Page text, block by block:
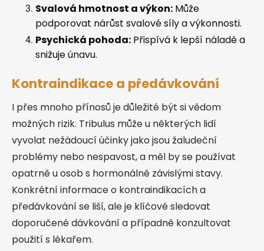
Svalová hmotnost a výkon: Může
podporovat nárůst svalové síly a výkonnosti.
Psychická pohoda: Přispívá k lepší náladě a
snižuje únavu.
Kontraindikace a předávkování
I přes mnoho přínosů je důležité být si vědom
možných rizik. Tribulus může u některých lidí
vyvolat nežádoucí účinky jako jsou žaludeční
problémy nebo nespavost, a měl by se používat
opatrně u osob s hormonálně závislými stavy.
Konkrétní informace o kontraindikacích a
předávkování se liší, ale je klíčové sledovat
doporučené dávkování a případně konzultovat
použití s lékařem.